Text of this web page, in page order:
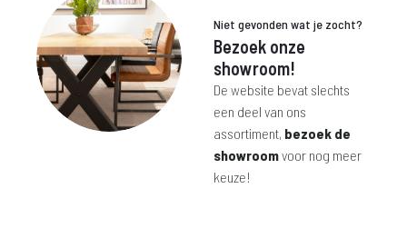
Niet gevonden wat je zocht?
Bezoek onze
showroom!
De website bevat slechts
een deel van ons
assortiment, bezoek de
showroomvoor nog meer
keuze!